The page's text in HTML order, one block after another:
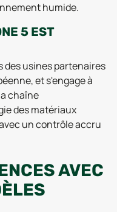
humide.
5 EST
des usines partenaires
et s'engage à
chaîne
des matériaux
un contrôle accru
AVEC